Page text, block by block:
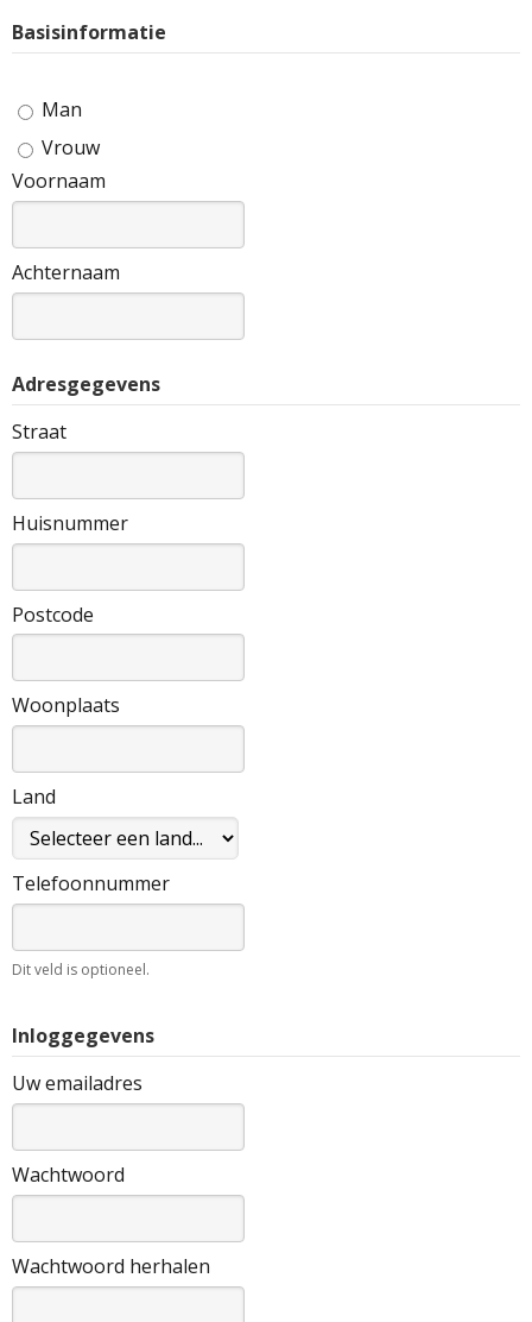
Basisinformatie
Man
Vrouw
Voornaam
Achternaam
Adresgegevens
Straat
Huisnummer
Postcode
Woonplaats
Land
Telefoonnummer
Dit veld is optioneel.
Inloggegevens
Uw emailadres
Wachtwoord
Wachtwoord herhalen